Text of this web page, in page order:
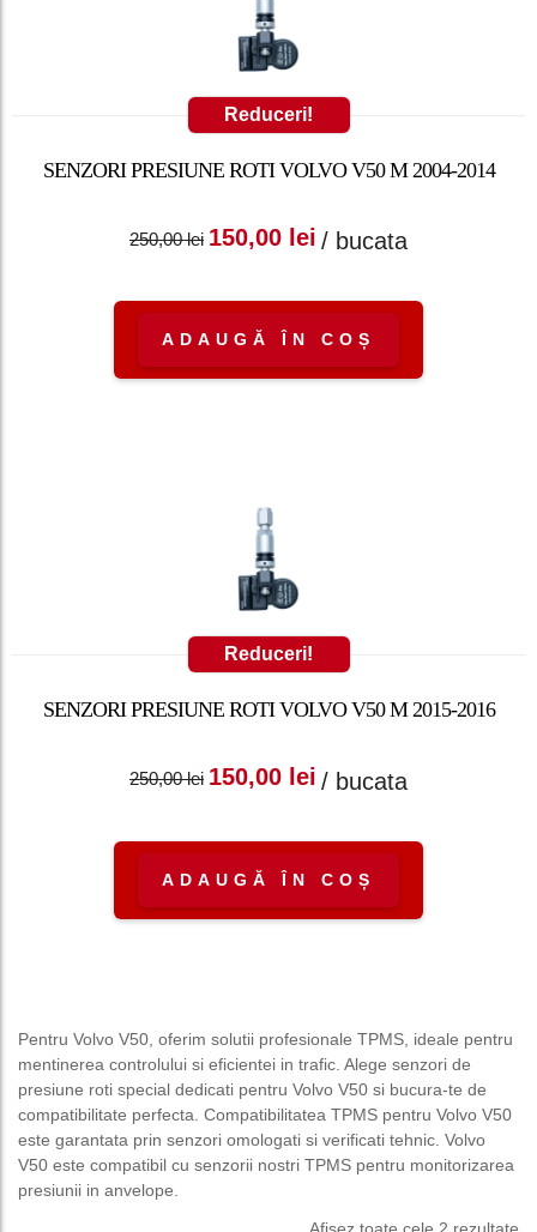
Reduceri!
SENZORI PRESIUNE ROTI VOLVO V50 M 2004-2014
250,00lei
Prețul inițial a fost:
150,00 lei
Prețul curent
/ bucata
ADAUGĂ ÎN COȘ
Reduceri!
SENZORI PRESIUNE ROTI VOLVO V50 M 2015-2016
250,00lei
Prețul inițial a fost:
150,00 lei
Prețul curent
/ bucata
ADAUGĂ ÎN COȘ
Pentru Volvo V50, oferim solutii profesionale TPMS, ideale pentru
mentinerea controlului si eficientei in trafic. Alege senzori de
presiune roti special dedicati pentru Volvo V50 si bucura-te de
compatibilitate perfecta. Compatibilitatea TPMS pentru Volvo V50
este garantata prin senzori omologati si verificati tehnic. Volvo
V50 este compatibil cu senzorii nostri TPMS pentru monitorizarea
presiunii in anvelope.
Afișez toate cele 2 rezultate